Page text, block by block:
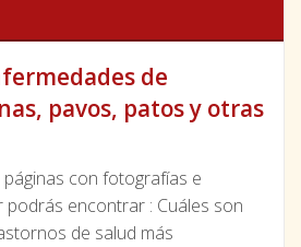
de
pavos, patos y otras
con fotografías e
encontrar : Cuáles son
de salud más